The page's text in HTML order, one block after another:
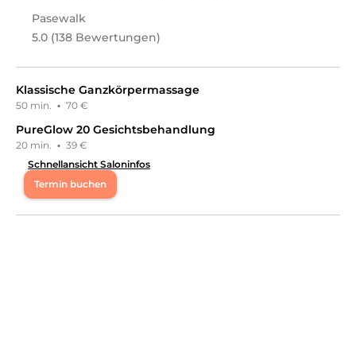
Pasewalk
5.0 (138 Bewertungen)
Klassische Ganzkörpermassage
50 min. · 70 €
PureGlow 20 Gesichtsbehandlung
20 min. · 39 €
Schnellansicht Saloninfos
Termin buchen
Mo 08:00 - 17:00